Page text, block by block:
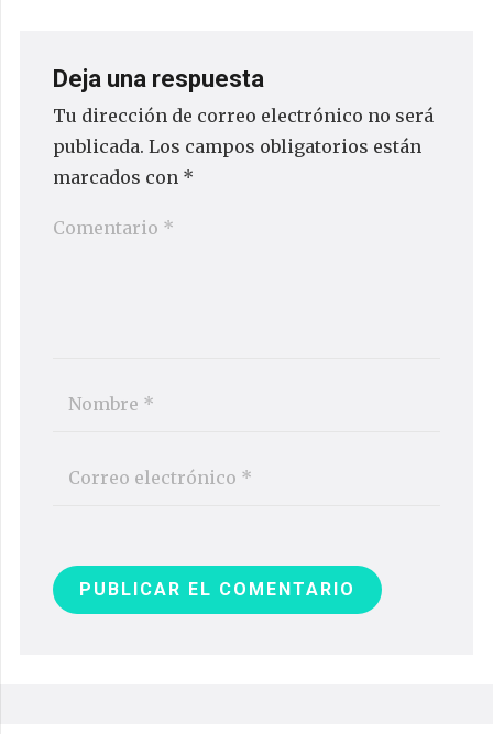
Deja una respuesta
Tu dirección de correo electrónico no será
publicada. Los campos obligatorios están
marcados con *
PUBLICAR EL COMENTARIO